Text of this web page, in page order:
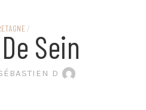
LITTÉRATURE EN
BANDE DESSINÉE
/ Sein
D